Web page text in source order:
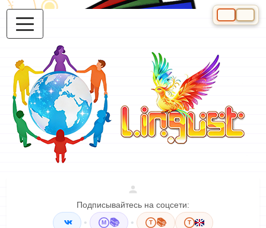
Подписывайтесь на соцсети:
• M 📚 • T 📚 T